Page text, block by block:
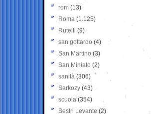
rom (13)
Roma (1.125)
Rutelli (9)
san gottardo (4)
San Martino (3)
San Miniato (2)
sanità (306)
Sarkozy (43)
scuola (354)
Sestri Levante (2)